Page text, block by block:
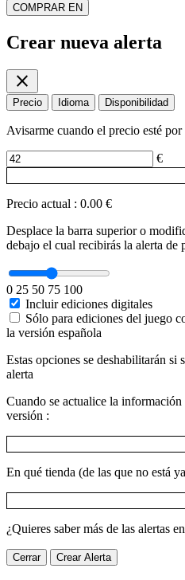
COMPRAR EN
Crear nueva alerta
close
Precio Idioma Disponibilidad
Avisarme cuando el precio esté por
€
Precio actual : 0.00 €
Desplace la barra superior o
debajo el cual recibirás la alerta de
0 25 50 75 100
Incluir ediciones digitales
Sólo para ediciones del juego
la versión española
Estas opciones se deshabilitarán si
alerta
Cuando se actualice la
versión :
En qué tienda (de las que no está
¿Quieres saber más de las alertas
Cerrar Crear Alerta